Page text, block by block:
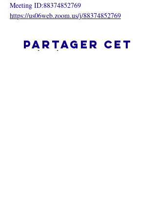
Meeting ID:88374852769
https://us06web.zoom.us/j/88374852769
Partager cet